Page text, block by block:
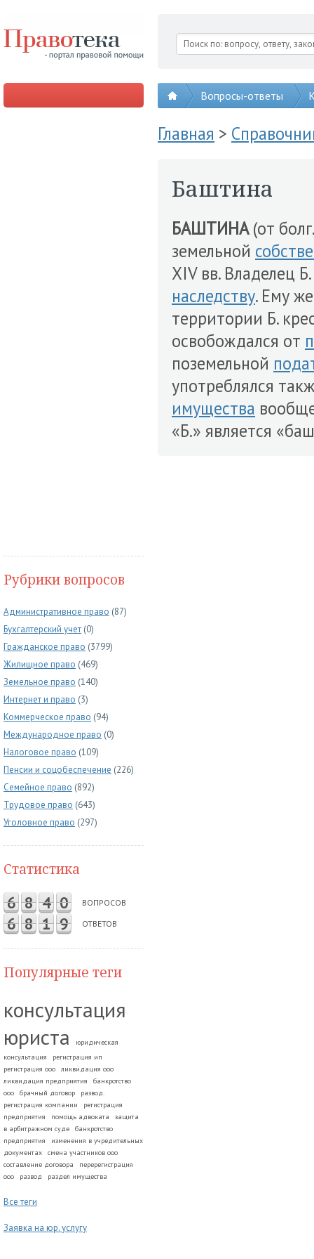
Вопросы-ответы
Рубрики вопросов
Административное право (87)
Бухгалтерский учет (0)
Гражданское право (3799)
Жилищное право (469)
Земельное право (140)
Интернет и право (3)
Коммерческое право (94)
Международное право (0)
Налоговое право (109)
Пенсии и соцобеспечение (226)
Семейное право (892)
Трудовое право (643)
Уголовное право (297)
Статистика
6 8 4 0 ВОПРОСОВ
6 8 1 9 ОТВЕТОВ
Популярные теги
консультация
юриста
юридическая
консультация
регистрация ип
регистрация ооо
ликвидация ооо
ликвидация предприятия
банкротство
ооо
брачный договор
развод.
регистрация компании
регистрация
предприятия
помощь адвоката
защита
в арбитражном суде
банкротство
предприятия
изменения в учредительных
документах
смена участников ооо
составление договора
перерегистрация
ооо
развод раздел имущества
Все теги
Заявка на юр. услугу
Главная >
Баштина
БАШТИНА(от
земельной
XIV вв. Владелец
наследству. Ему
территории Б.
освобождался от
поземельной
употреблялся
имущества
«Б.» является